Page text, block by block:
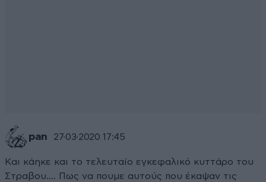
pan 27·03·2020 17:45
Και κάηκε και το τελευταίο εγκεφαλικό κυττάρο του
Στραβου.... Πως να πουμε αυτούς που έκαψαν τις